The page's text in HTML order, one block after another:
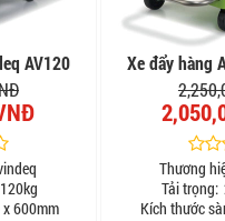
AV120
600mm
Xe đẩy hàng
Thương
Tải trọng:
Kích thước